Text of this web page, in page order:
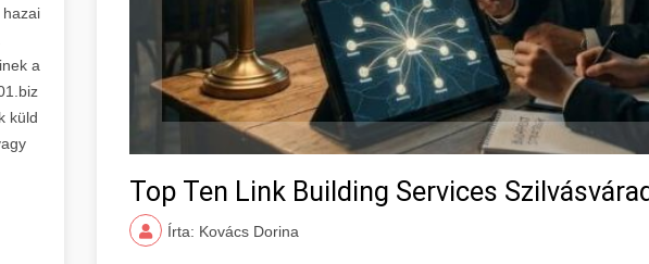
a
küld
Top Ten Link Building Services
Írta: Kovács Dorina